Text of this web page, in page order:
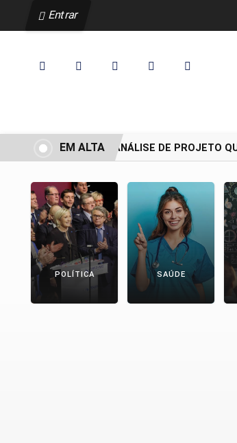
Entrar
CCJ ADIA ANÁLISE DE PROJETO
EM ALTA
POLÍTICA SAÚDE